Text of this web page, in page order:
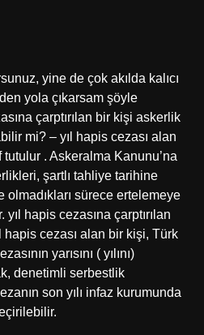
yine de çok akılda kalıcı
yola çıkarsam şöyle
çarptırılan bir kişi askerlik
mi? – yıl hapis cezası alan
. Askeralma Kanunu’na
şartlı tahliye tarihine
olmadıkları sürece ertelemeye
hapis cezasına çarptırılan
hapis cezası alan bir kişi, Türk
yarısını ( yılını)
denetimli serbestlik
son yılı infaz kurumunda